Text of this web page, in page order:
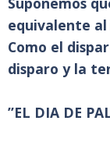
equivalente
Como el
disparo y la
”EL DIA DE